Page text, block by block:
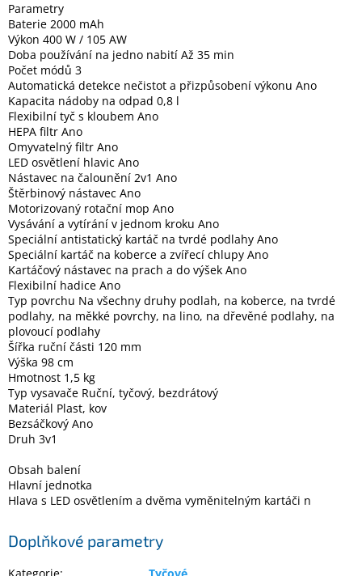
Parametry
Baterie 2000 mAh
Výkon 400 W / 105 AW
Doba používání na jedno nabití Až 35 min
Počet módů 3
Automatická detekce nečistot a přizpůsobení výkonu Ano
Kapacita nádoby na odpad 0,8 l
Flexibilní tyč s kloubem Ano
HEPA filtr Ano
Omyvatelný filtr Ano
LED osvětlení hlavic Ano
Nástavec na čalounění 2v1 Ano
Štěrbinový nástavec Ano
Motorizovaný rotační mop Ano
Vysávání a vytírání v jednom kroku Ano
Speciální antistatický kartáč na tvrdé podlahy Ano
Speciální kartáč na koberce a zvířecí chlupy Ano
Kartáčový nástavec na prach a do výšek Ano
Flexibilní hadice Ano
Typ povrchu Na všechny druhy podlah, na koberce, na tvrdé
podlahy, na měkké povrchy, na lino, na dřevěné podlahy, na
plovoucí podlahy
Šířka ruční části 120 mm
Výška 98 cm
Hmotnost 1,5 kg
Typ vysavače Ruční, tyčový, bezdrátový
Materiál Plast, kov
Bezsáčkový Ano
Druh 3v1
Obsah balení
Hlavní jednotka
Hlava s LED osvětlením a dvěma vyměnitelným kartáči n
Doplňkové parametry